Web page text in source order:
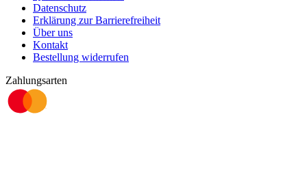
Datenschutz
Erklärung zur Barrierefreiheit
Über uns
Kontakt
Bestellung widerrufen
Zahlungsarten